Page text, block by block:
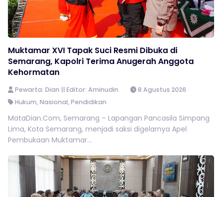
Muktamar XVI Tapak Suci Resmi Dibuka di
Semarang, Kapolri Terima Anugerah Anggota
Kehormatan
Pewarta: Dian || Editor: Aminudin
8 Agustus 2026
Hukum, Nasional, Pendidikan
MataDian.Com, Semarang – Lapangan Pancasila Simpang
Lima, Kota Semarang, menjadi saksi digelarnya Apel
Pembukaan Muktamar...